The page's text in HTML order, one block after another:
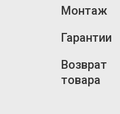
Монтаж
Гарантии
Возврат
товара